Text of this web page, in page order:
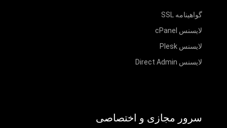
گواهینامه SSL
لایسنس cPanel
لایسنس Plesk
لایسنس Direct Admin
سرور مجازی و اختصاصی